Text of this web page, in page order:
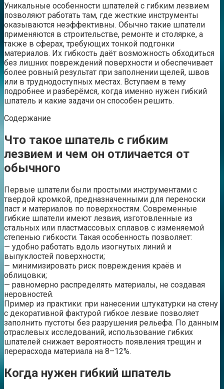
Уникальные особенности шпателей с гибким лезвием
позволяют работать там, где жесткие инструменты
оказываются неэффективны. Обычно такие шпатели
применяются в строительстве, ремонте и столярке, а
также в сферах, требующих тонкой подгонки
материалов. Их гибкость даёт возможность обходиться
без лишних повреждений поверхности и обеспечивает
более ровный результат при заполнении щелей, швов
или в труднодоступных местах. Вступаем в тему
подробнее и разберёмся, когда именно нужен гибкий
шпатель и какие задачи он способен решить.
Содержание
Что такое шпатель с гибким
лезвием и чем он отличается от
обычного
Первые шпатели были простыми инструментами с
твердой кромкой, предназначенными для переноски
паст и материалов по поверхностям. Современные
гибкие шпатели имеют лезвия, изготовленные из
стальных или пластмассовых сплавов с изменяемой
степенью гибкости. Такая особенность позволяет:
— удобно работать вдоль изогнутых линий и
выпуклостей поверхности;
— минимизировать риск повреждения краёв и
облицовки;
— равномерно распределять материалы, не создавая
неровностей.
Пример из практики: при нанесении штукатурки на стену
с декоративной фактурой гибкое лезвие позволяет
заполнить пустоты без разрушения рельефа. По данным
отраслевых исследований, использование гибких
шпателей снижает вероятность появления трещин и
перерасхода материала на 8–12%.
Когда нужен гибкий шпатель